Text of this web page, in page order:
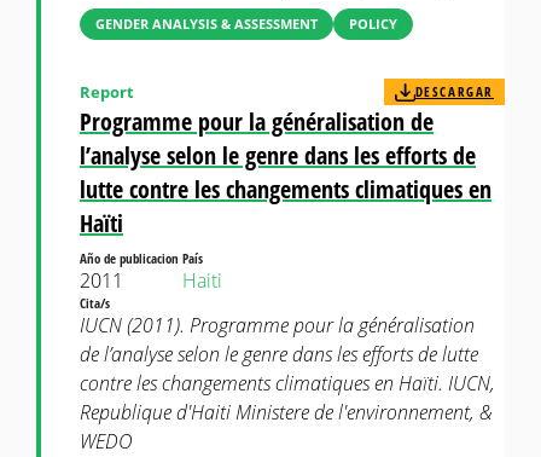
GENDER ANALYSIS & ASSESSMENT POLICY
Programme pour la généralisation de
l’analyse selon le genre dans les efforts de
lutte contre les changements climatiques en
Haïti
Report DESCARGAR
Año de publicacion
2011
País
Haiti
Cita/s
IUCN (2011). Programme pour la généralisation
de l’analyse selon le genre dans les efforts de lutte
contre les changements climatiques en Haïti. IUCN,
Republique d'Haiti Ministere de l'environnement, &
WEDO